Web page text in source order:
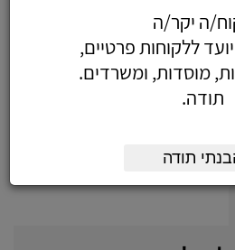
ה יקר/ה
ללקוחות פרטיים,
מוסדות, ומשרדים.
תודה.
תודה